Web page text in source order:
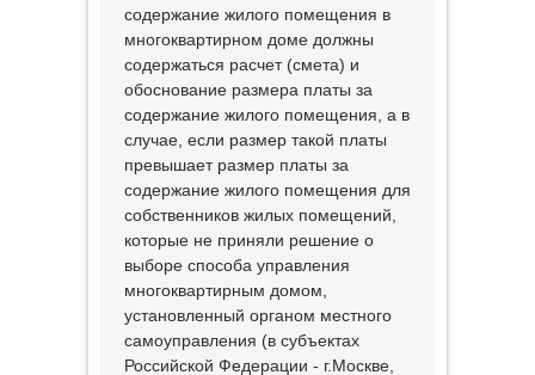
содержание жилого помещения в
многоквартирном доме должны
содержаться расчет (смета) и
обоснование размера платы за
содержание жилого помещения, а в
случае, если размер такой платы
превышает размер платы за
содержание жилого помещения для
собственников жилых помещений,
которые не приняли решение о
выборе способа управления
многоквартирным домом,
установленный органом местного
самоуправления (в субъектах
Российской Федерации - г.Москве,